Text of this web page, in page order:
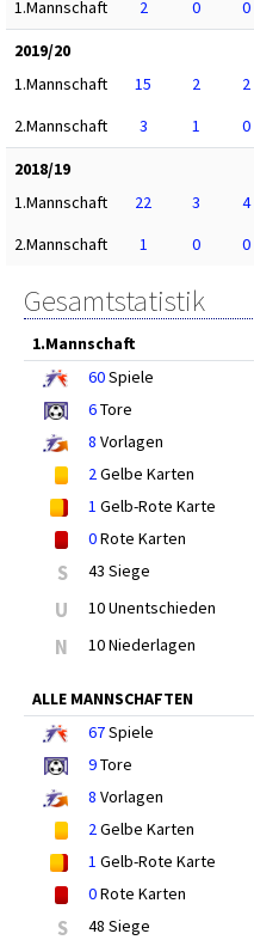
1.Mannschaft
2 0 0
2019/20
1.Mannschaft
15 2 2
2.Mannschaft
3 1 0
2018/19
1.Mannschaft
22 3 4
2.Mannschaft
1 0 0
Gesamtstatistik
1.Mannschaft
60Spiele
6Tore
8 Vorlagen
2Gelbe Karten
1 Gelb-Rote Karte
0Rote Karten
S 43 Siege
U 10 Unentschieden
N 10 Niederlagen
ALLE MANNSCHAFTEN
67Spiele
9Tore
8 Vorlagen
2Gelbe Karten
1 Gelb-Rote Karte
0Rote Karten
S 48 Siege